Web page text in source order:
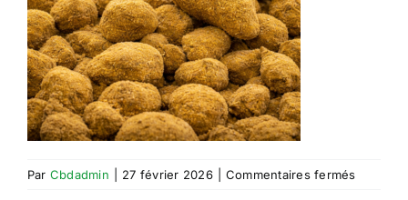
Par Cbdadmin 27 février 2026 Commentaires ferméssur